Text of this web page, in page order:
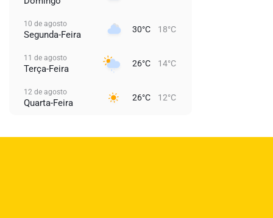
10 de agosto
Segunda-Feira 30°C 18°C
11 de agosto
Terça-Feira 26°C 14°C
12 de agosto
Quarta-Feira 26°C 12°C